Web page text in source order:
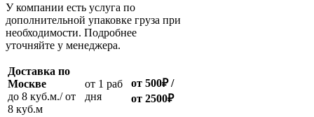
У компании есть услуга по
дополнительной упаковке груза при
необходимости. Подробнее
уточняйте у менеджера.
Доставка по
Москве
до 8 куб.м./ от
8 куб.м
oт 1 раб
дня
от 500₽/
от 2500₽